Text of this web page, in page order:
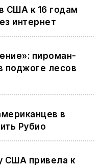
США к 16 годам
интернет
пироман-
поджоге лесов
в
Рубио
США привела к